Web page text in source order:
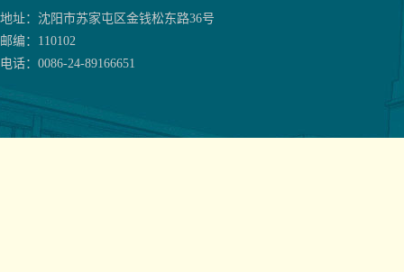
地址：沈阳市苏家屯区金钱松东路36号
邮编：110102
电话：0086-24-89166651